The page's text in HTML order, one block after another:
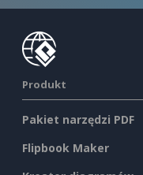
Produkt
Pakiet narzędzi PDF
Flipbook Maker